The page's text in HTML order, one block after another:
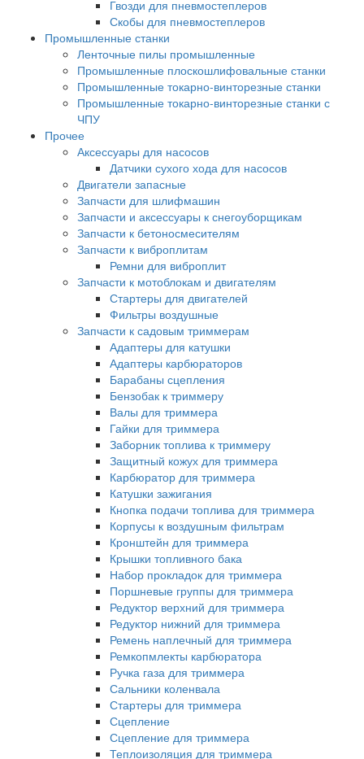
Гвозди для пневмостеплеров
Скобы для пневмостеплеров
Промышленные станки
Ленточные пилы промышленные
Промышленные плоскошлифовальные станки
Промышленные токарно-винторезные станки
Промышленные токарно-винторезные станки с
ЧПУ
Прочее
Аксессуары для насосов
Датчики сухого хода для насосов
Двигатели запасные
Запчасти для шлифмашин
Запчасти и аксессуары к снегоуборщикам
Запчасти к бетоносмесителям
Запчасти к виброплитам
Ремни для виброплит
Запчасти к мотоблокам и двигателям
Стартеры для двигателей
Фильтры воздушные
Запчасти к садовым триммерам
Адаптеры для катушки
Адаптеры карбюраторов
Барабаны сцепления
Бензобак к триммеру
Валы для триммера
Гайки для триммера
Заборник топлива к триммеру
Защитный кожух для триммера
Карбюратор для триммера
Катушки зажигания
Кнопка подачи топлива для триммера
Корпусы к воздушным фильтрам
Кронштейн для триммера
Крышки топливного бака
Набор прокладок для триммера
Поршневые группы для триммера
Редуктор верхний для триммера
Редуктор нижний для триммера
Ремень наплечный для триммера
Ремкопмлекты карбюратора
Ручка газа для триммера
Сальники коленвала
Стартеры для триммера
Сцепление
Сцепление для триммера
Теплоизоляция для триммера